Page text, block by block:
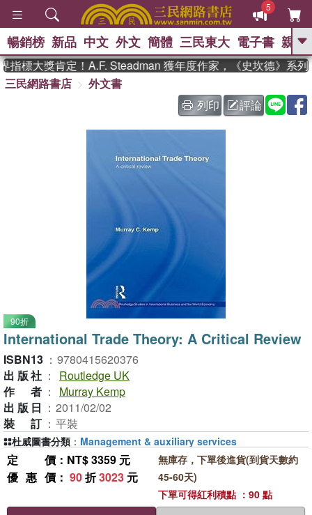
5
GO
The Odyssey 、 父親節 、 如果歷
史是一群喵 、 暑期推薦 、 國際布克
獎 臺灣漫遊錄 、 方念華
偉大的迷走神經
暢銷榜 新品 中文 外文 簡體 三民東大 電子書 親子
標大獎肯定！A.F. Steadman 獲年度作家，《史坎德》系列
三民網路書店
外文書
列印
評論
90折
International Trade Theory: A Critical Review
ISBN13 ： 9780415620376
出版社 ：
Routledge UK
作者 ：
Murray Kemp
出版日 ： 2011/02/02
裝訂 ： 平裝
定價 ：NT$ 3359 元
優惠價 ： 90折3023 元
無庫存，下單後進貨(到貨天數約
45-60天)
下單可得紅利積點 ：90 點
杜威圖書分類 ： Management & auxiliary services